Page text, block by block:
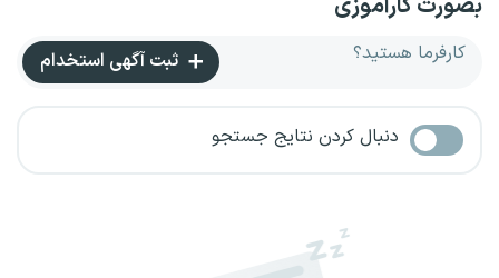
بصورت کارآموزی
کارفرما هستید؟ ثبت آگهی استخدام
دنبال کردن نتایج جستجو